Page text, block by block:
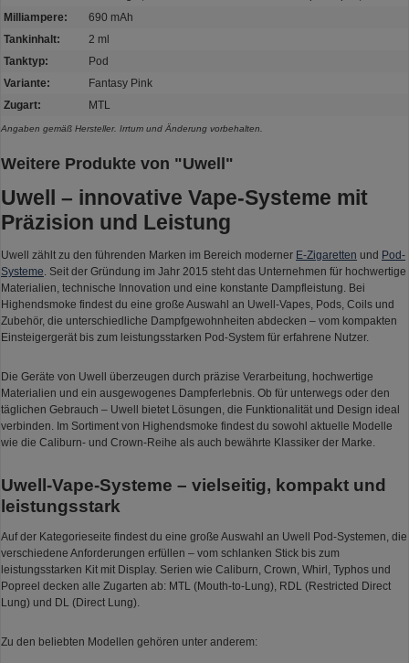
Milliampere:
690 mAh
Tankinhalt:
2 ml
Tanktyp:
Pod
Variante:
Fantasy Pink
Zugart:
MTL
Angaben gemäß Hersteller. Irrtum und Änderung vorbehalten.
Weitere Produkte von "Uwell"
Uwell – innovative Vape-Systeme mit
Präzision und Leistung
Uwell zählt zu den führenden Marken im Bereich moderner E-Zigaretten und Pod-
Systeme . Seit der Gründung im Jahr 2015 steht das Unternehmen für hochwertige
Materialien, technische Innovation und eine konstante Dampfleistung. Bei
Highendsmoke findest du eine große Auswahl an Uwell-Vapes, Pods, Coils und
Zubehör, die unterschiedliche Dampfgewohnheiten abdecken – vom kompakten
Einsteigergerät bis zum leistungsstarken Pod-System für erfahrene Nutzer.
Die Geräte von Uwell überzeugen durch präzise Verarbeitung, hochwertige
Materialien und ein ausgewogenes Dampferlebnis. Ob für unterwegs oder den
täglichen Gebrauch – Uwell bietet Lösungen, die Funktionalität und Design ideal
verbinden. Im Sortiment von Highendsmoke findest du sowohl aktuelle Modelle
wie die Caliburn- und Crown-Reihe als auch bewährte Klassiker der Marke.
Uwell-Vape-Systeme – vielseitig, kompakt und
leistungsstark
Auf der Kategorieseite findest du eine große Auswahl an Uwell Pod-Systemen, die
verschiedene Anforderungen erfüllen – vom schlanken Stick bis zum
leistungsstarken Kit mit Display. Serien wie Caliburn, Crown, Whirl, Typhos und
Popreel decken alle Zugarten ab: MTL (Mouth-to-Lung), RDL (Restricted Direct
Lung) und DL (Direct Lung).
Zu den beliebten Modellen gehören unter anderem: